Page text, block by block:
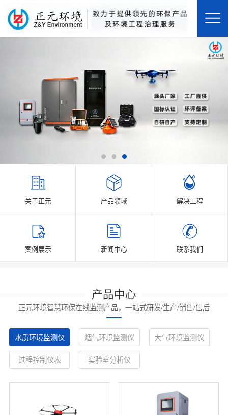
关于正元 产品领域 解决工程
案例展示 新闻中心 联系我们
产品中心
正元环境智慧环保在线监测产品，一站式研发/生产/销售/售后
水质环境监测仪 烟气环境监测仪 大气环境监测仪
过程控制仪表 实验室分析仪